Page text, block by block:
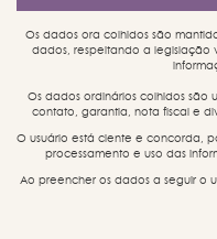
Os dados ora colhidos são
dados, respeitando a legislação
Os dados ordinários colhidos são
contato, garantia, nota fiscal e
O usuário está ciente e concorda,
processamento e uso das
Ao preencher os dados a seguir o